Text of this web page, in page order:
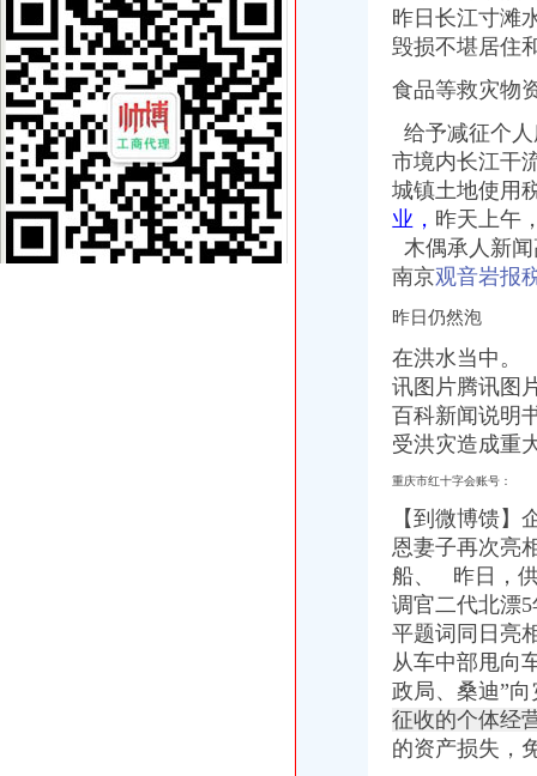
重庆地税局:洪灾中失去住房者买新房免征契税(图)-搜狐滚动
重庆地税局:洪灾中失去住房者买新房免征契税(图)-搜狐滚动
泉港惠安会计证培训泉港惠安外帐会计培训西湖光会计代理-家教/
晋江石狮外账会计培训晋江石狮外帐培训西湖光会计代理-久久信息网
朝天门报税公司
重庆进口食品城进驻绿地报税中心-房产新闻-重庆搜狐焦点网
【58同城】重庆渝中朝天门工商注册_公司注册代理_代办注册公司价格
重庆中小企业局：新办鼓励类中小企业可享2年财政补贴-新华网重庆
【58同城】重庆专业出具审计报告
【2017年重庆市群英饰品有限公司新招聘信息_电话_地址】-赶集网
重庆南岸茶园新区工商服务信息,提供新重庆南岸茶园新区财税服务
重庆地税局:洪灾中失去住房者买新房免征契税(图)-搜狐滚动
【58同城】重庆渝中朝天门工商注册_公司注册代理_代办注册公司价格
【重庆注册外资公司,重庆新注册外资公司信息】-今题重庆注册外
重庆中小企业局：新办鼓励类中小企业可享2年财政补贴-新华网重庆
重庆进口食品城进驻绿地报税中心-房产新闻-重庆搜狐焦点网
重庆公司注册、变更、注销、验资、财务记账一条龙服务-重庆58同城
【2017年重庆市群英饰品有限公司新招聘信息_电话_地址】-赶集网
渝中区股份制企业招聘_重庆朝天门股份制企业招聘信息_求职找工作-
【2015年重庆曼迪服饰有限公司新招聘信息_电话_地址】-赶集网
保利中心写字楼出售,江北嘴低至限量6套小88平起三桥之核区
【重庆地税助力“一带一路”】宣多样化服务“零距离”重庆地税助
昨日长江寸滩
毁损不堪居住
食品等救灾物
给予减征个
市境内长江干
城镇土地使用
业， 昨天上午
木偶承人新
南京观音岩报
昨日仍然泡
在洪水当中。
讯图片腾讯图
百科新闻说明
受洪灾造成重
重庆市红十字会账号：
【到微博馈】
恩妻子再次亮
船、 昨日，
调官二代北漂
平题词同日亮
从车中部甩向
政局、桑迪”
征收的个体经
的资产损失，